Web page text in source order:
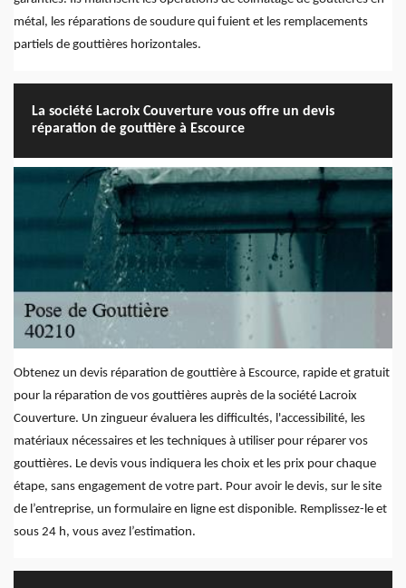
métal, les réparations de soudure qui fuient et les remplacements
partiels de gouttières horizontales.
La société Lacroix Couverture vous offre un devis
réparation de gouttière à Escource
Obtenez un devis réparation de gouttière à Escource, rapide et gratuit
pour la réparation de vos gouttières auprès de la société Lacroix
Couverture. Un zingueur évaluera les difficultés, l'accessibilité, les
matériaux nécessaires et les techniques à utiliser pour réparer vos
gouttières. Le devis vous indiquera les choix et les prix pour chaque
étape, sans engagement de votre part. Pour avoir le devis, sur le site
de l’entreprise, un formulaire en ligne est disponible. Remplissez-le et
sous 24 h, vous avez l’estimation.